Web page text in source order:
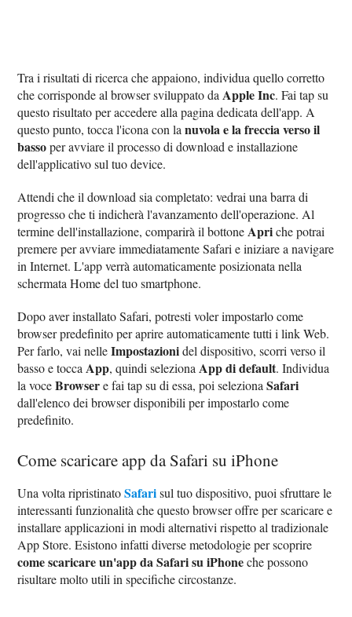
Tra i risultati di ricerca che appaiono, individua quello corretto
che corrisponde al browser sviluppato da Apple Inc. Fai tap su
questo risultato per accedere alla pagina dedicata dell'app. A
questo punto, tocca l'icona con lanuvola e la freccia verso il
bassoper avviare il processo di download e installazione
dell'applicativo sul tuo device.
Attendi che il download sia completato: vedrai una barra di
progresso che ti indicherà l'avanzamento dell'operazione. Al
termine dell'installazione, comparirà il bottone Apriche potrai
premere per avviare immediatamente Safari e iniziare a navigare
in Internet. L'app verrà automaticamente posizionata nella
schermata Home del tuo smartphone.
Dopo aver installato Safari, potresti voler impostarlo come
browser predefinito per aprire automaticamente tutti i link Web.
Per farlo, vai nelleImpostazionidel dispositivo, scorri verso il
basso e tocca App, quindi seleziona App di default. Individua
la voceBrowsere fai tap su di essa, poi selezionaSafari
dall'elenco dei browser disponibili per impostarlo come
predefinito.
Come scaricare app da Safari su iPhone
Una volta ripristinatoSafarisul tuo dispositivo, puoi sfruttare le
interessanti funzionalità che questo browser offre per scaricare e
installare applicazioni in modi alternativi rispetto al tradizionale
App Store. Esistono infatti diverse metodologie per scoprire
come scaricare un'app da Safari su iPhoneche possono
risultare molto utili in specifiche circostanze.